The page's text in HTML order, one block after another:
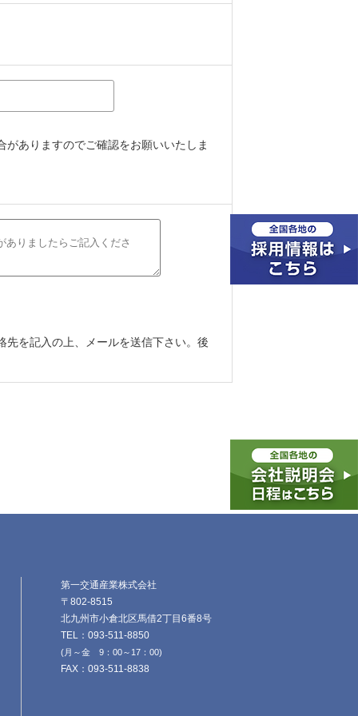
ありますのでご確認をお願いいたしま
を記入の上、メールを送信下さい。後
第一交通産業株式会社
〒802-8515
北九州市小倉北区馬借2丁目6番8号
TEL：093-511-8850
(月～金 9：00～17：00)
FAX：093-511-8838